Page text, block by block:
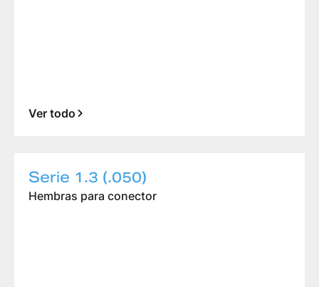
Ver todo
Serie 1.3 (.050)
Hembras para conector